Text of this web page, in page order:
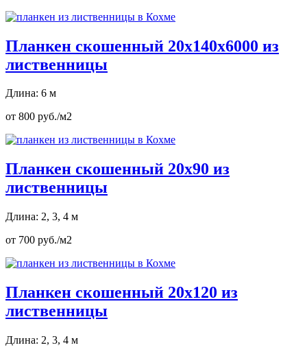
Планкен скошенный 20х140х6000 из
лиственницы
Длина: 6 м
от 800 руб./м2
Планкен скошенный 20х90 из
лиственницы
Длина: 2, 3, 4 м
от 700 руб./м2
Планкен скошенный 20х120 из
лиственницы
Длина: 2, 3, 4 м